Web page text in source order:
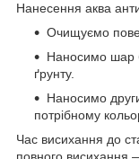
Нанесення аква
Очищуємо
Наносимо шар
ґрунту.
Наносимо
потрібному
Час висихання до